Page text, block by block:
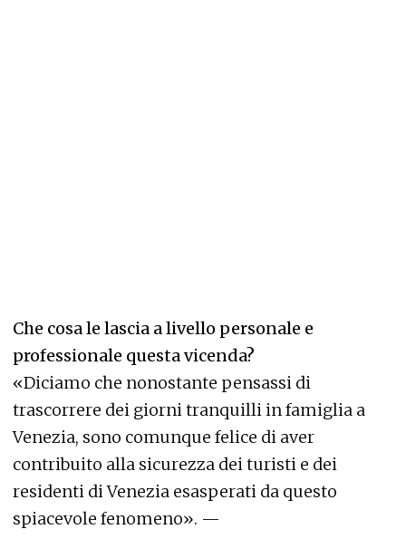
Che cosa le lascia a livello personale e
professionale questa vicenda?
«Diciamo che nonostante pensassi di
trascorrere dei giorni tranquilli in famiglia a
Venezia, sono comunque felice di aver
contribuito alla sicurezza dei turisti e dei
residenti di Venezia esasperati da questo
spiacevole fenomeno». —